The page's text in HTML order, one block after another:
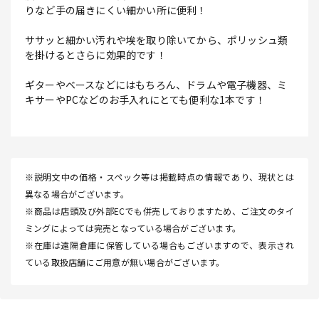
りなど手の届きにくい細かい所に便利！
ササッと細かい汚れや埃を取り除いてから、ポリッシュ類
を掛けるとさらに効果的です！
ギターやベースなどにはもちろん、ドラムや電子機器、ミ
キサーやPCなどのお手入れにとても便利な1本です！
※説明文中の価格・スペック等は掲載時点の情報であり、現状とは
異なる場合がございます。
※商品は店頭及び外部ECでも併売しておりますため、ご注文のタイ
ミングによっては完売となっている場合がございます。
※在庫は遠隔倉庫に保管している場合もございますので、表示され
ている取扱店舗にご用意が無い場合がございます。